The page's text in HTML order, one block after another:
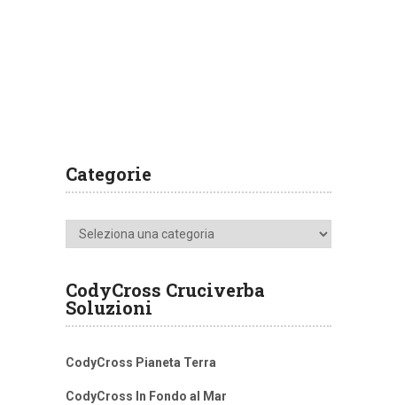
Categorie
Categorie
CodyCross Cruciverba
Soluzioni
CodyCross Pianeta Terra
CodyCross In Fondo al Mar